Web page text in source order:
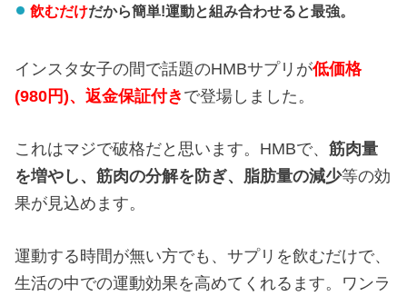
飲むだけだから簡単!運動と組み合わせると最強。
インスタ女子の間で話題のHMBサプリが低価格
(980円)、返金保証付き で登場しました。
これはマジで破格だと思います。HMBで、筋肉量
を増やし、筋肉の分解を防ぎ、 脂肪量の減少等の効
果が見込めます。
運動する時間が無い方でも、サプリを飲むだけで、
生活の中での運動効果を高めてくれるます。ワンラ